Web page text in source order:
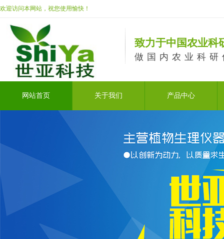
欢迎访问本网站，祝您使用愉快！
致力于中国农业科
做国内农业科
网站首页 关于我们 产品中心